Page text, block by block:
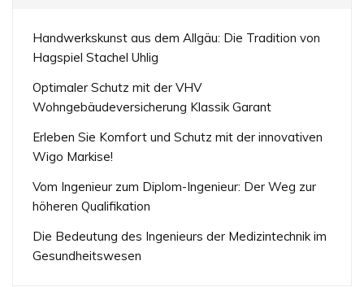
Handwerkskunst aus dem Allgäu: Die Tradition von
Hagspiel Stachel Uhlig
Optimaler Schutz mit der VHV
Wohngebäudeversicherung Klassik Garant
Erleben Sie Komfort und Schutz mit der innovativen
Wigo Markise!
Vom Ingenieur zum Diplom-Ingenieur: Der Weg zur
höheren Qualifikation
Die Bedeutung des Ingenieurs der Medizintechnik im
Gesundheitswesen